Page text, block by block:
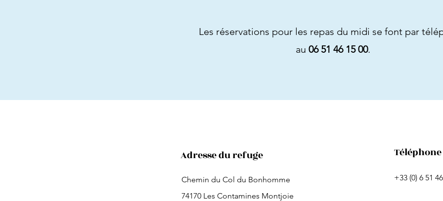
Les réservations pour les repas du midi se font par
au 06 51 46 15 00.
Adresse du refuge Téléphone
Chemin du Col du Bonhomme
74170 Les Contamines Montjoie
+33 (0) 6 51